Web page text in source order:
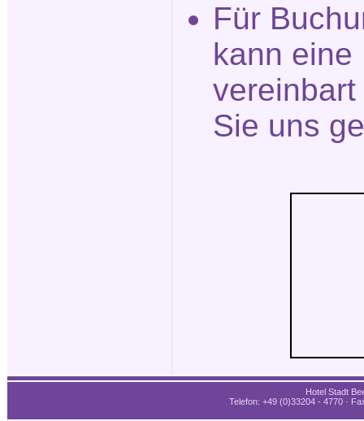
Für
kann eine
Sie uns
Hotel Stadt
Telefon: +49 (0)33204 - 4770 ·